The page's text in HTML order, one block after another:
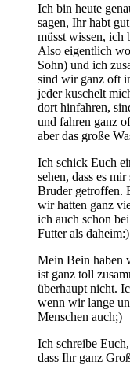
Ich bin heute
sagen, Ihr habt
müsst wissen, ich
Also eigentlich
Sohn) und ich
sind wir ganz oft
jeder kuschelt
dort hinfahren,
und fahren ganz
aber das große
Ich schick Euch
sehen, dass es
Bruder getroffen.
wir hatten ganz
ich auch schon
Futter als daheim:)
Mein Bein haben
ist ganz toll
überhaupt nicht.
wenn wir lange
Menschen auch;)
Ich schreibe
dass Ihr ganz